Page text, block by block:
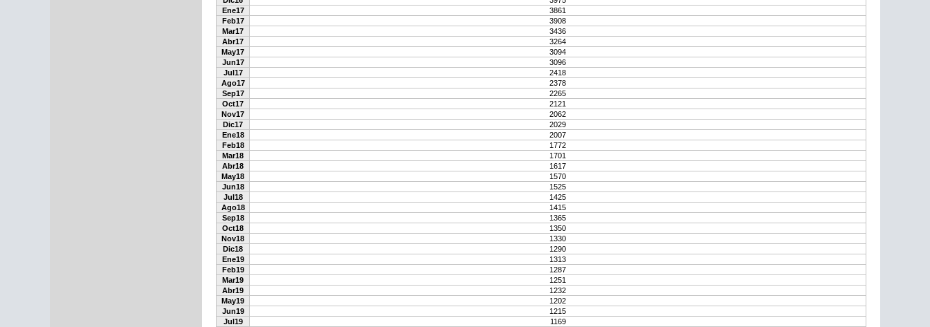
Ene17
3861
Feb17
3908
Mar17
3436
Abr17
3264
May17
3094
Jun17
3096
Jul17
2418
Ago17
2378
Sep17
2265
Oct17
2121
Nov17
2062
Dic17
2029
Ene18
2007
Feb18
1772
Mar18
1701
Abr18
1617
May18
1570
Jun18
1525
Jul18
1425
Ago18
1415
Sep18
1365
Oct18
1350
Nov18
1330
Dic18
1290
Ene19
1313
Feb19
1287
Mar19
1251
Abr19
1232
May19
1202
Jun19
1215
Jul19
1169